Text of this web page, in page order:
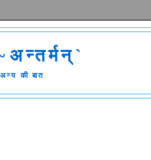
की बात